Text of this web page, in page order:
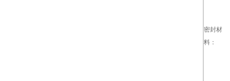
密封材
料：